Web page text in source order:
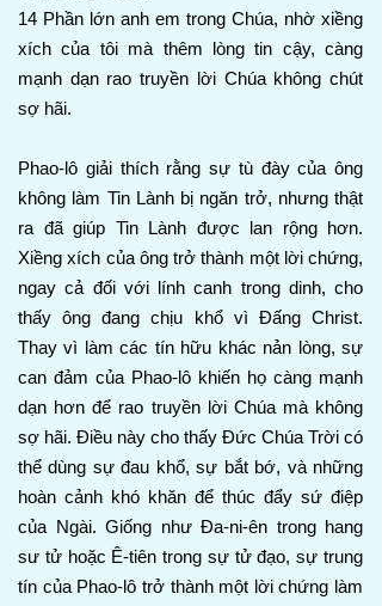
14 Phần lớn anh em trong Chúa, nhờ xiềng
xích của tôi mà thêm lòng tin cậy, càng
mạnh dạn rao truyền lời Chúa không chút
sợ hãi.
Phao-lô giải thích rằng sự tù đày của ông
không làm Tin Lành bị ngăn trở, nhưng thật
ra đã giúp Tin Lành được lan rộng hơn.
Xiềng xích của ông trở thành một lời chứng,
ngay cả đối với lính canh trong dinh, cho
thấy ông đang chịu khổ vì Đấng Christ.
Thay vì làm các tín hữu khác nản lòng, sự
can đảm của Phao-lô khiến họ càng mạnh
dạn hơn để rao truyền lời Chúa mà không
sợ hãi. Điều này cho thấy Đức Chúa Trời có
thể dùng sự đau khổ, sự bắt bớ, và những
hoàn cảnh khó khăn để thúc đẩy sứ điệp
của Ngài. Giống như Đa-ni-ên trong hang
sư tử hoặc Ê-tiên trong sự tử đạo, sự trung
tín của Phao-lô trở thành một lời chứng làm